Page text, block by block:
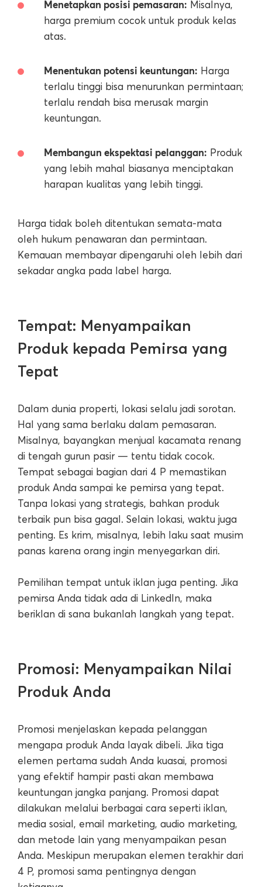
Menetapkan posisi pemasaran: Misalnya,
harga premium cocok untuk produk kelas
atas.
Menentukan potensi keuntungan: Harga
terlalu tinggi bisa menurunkan permintaan;
terlalu rendah bisa merusak margin
keuntungan.
Membangun ekspektasi pelanggan: Produk
yang lebih mahal biasanya menciptakan
harapan kualitas yang lebih tinggi.
Harga tidak boleh ditentukan semata-mata
oleh hukum penawaran dan permintaan.
Kemauan membayar dipengaruhi oleh lebih dari
sekadar angka pada label harga.
Tempat: Menyampaikan
Produk kepada Pemirsa yang
Tepat
Dalam dunia properti, lokasi selalu jadi sorotan.
Hal yang sama berlaku dalam pemasaran.
Misalnya, bayangkan menjual kacamata renang
di tengah gurun pasir — tentu tidak cocok.
Tempat sebagai bagian dari 4 P memastikan
produk Anda sampai ke pemirsa yang tepat.
Tanpa lokasi yang strategis, bahkan produk
terbaik pun bisa gagal. Selain lokasi, waktu juga
penting. Es krim, misalnya, lebih laku saat musim
panas karena orang ingin menyegarkan diri.
Pemilihan tempat untuk iklan juga penting. Jika
pemirsa Anda tidak ada di LinkedIn, maka
beriklan di sana bukanlah langkah yang tepat.
Promosi: Menyampaikan Nilai
Produk Anda
Promosi menjelaskan kepada pelanggan
mengapa produk Anda layak dibeli. Jika tiga
elemen pertama sudah Anda kuasai, promosi
yang efektif hampir pasti akan membawa
keuntungan jangka panjang. Promosi dapat
dilakukan melalui berbagai cara seperti iklan,
media sosial, email marketing, audio marketing,
dan metode lain yang menyampaikan pesan
Anda. Meskipun merupakan elemen terakhir dari
4 P, promosi sama pentingnya dengan